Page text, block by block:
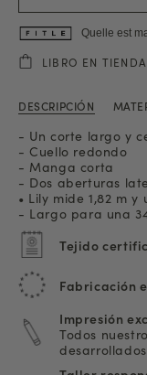
Quelle est
LIBRO EN TIENDA
DESCRIPCIÓN
- Un corte largo y
- Cuello redondo
- Manga corta
- Dos aberturas
• Lily mide 1,82 m
- Largo para una
Tejido
Fabricación
Impresión
Todos